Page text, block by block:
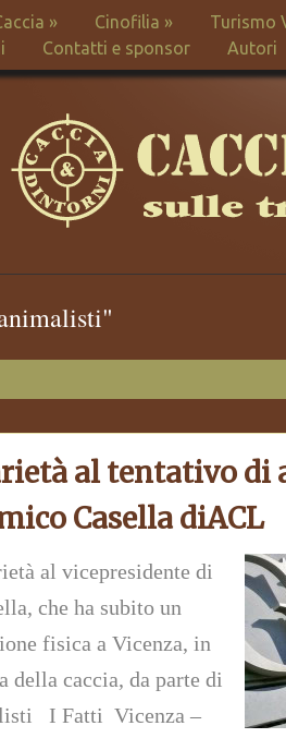
» Cinofilia »
Turismo
Contatti e sponsor Autori
al tentativo di
Casella diACL
al vicepresidente di
che ha subito un
fisica a Vicenza, in
della caccia, da parte di
I Fatti Vicenza –